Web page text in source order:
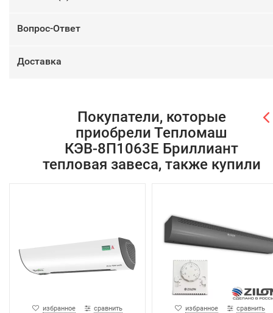
Вопрос-Ответ
Доставка
Покупатели, которые
приобрели Тепломаш
КЭВ-8П1063E Бриллиант
тепловая завеса, также купили
избранное сравнить избранное сравнить